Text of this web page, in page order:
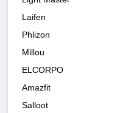
Laifen
Phlizon
Millou
ELCORPO
Amazfit
Salloot